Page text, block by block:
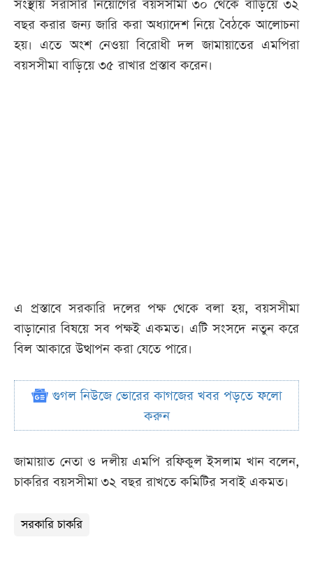
সংস্থায় সরাসরি নিয়োগের বয়সসীমা ৩০ থেকে বাড়িয়ে ৩২
বছর করার জন্য জারি করা অধ্যাদেশ নিয়ে বৈঠকে আলোচনা
হয়। এতে অংশ নেওয়া বিরোধী দল জামায়াতের এমপিরা
বয়সসীমা বাড়িয়ে ৩৫ রাখার প্রস্তাব করেন।
এ প্রস্তাবে সরকারি দলের পক্ষ থেকে বলা হয়, বয়সসীমা
বাড়ানোর বিষয়ে সব পক্ষই একমত। এটি সংসদে নতুন করে
বিল আকারে উত্থাপন করা যেতে পারে।
গুগল নিউজে ভোরের কাগজের খবর পড়তে ফলো
করুন
জামায়াত নেতা ও দলীয় এমপি রফিকুল ইসলাম খান বলেন,
চাকরির বয়সসীমা ৩২ বছর রাখতে কমিটির সবাই একমত।
সরকারি চাকরি